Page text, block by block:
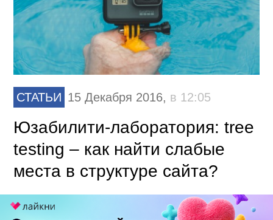
СТАТЬИ 15 Декабря 2016, в 12:05
Юзабилити-лаборатория: tree
testing – как найти слабые
места в структуре сайта?